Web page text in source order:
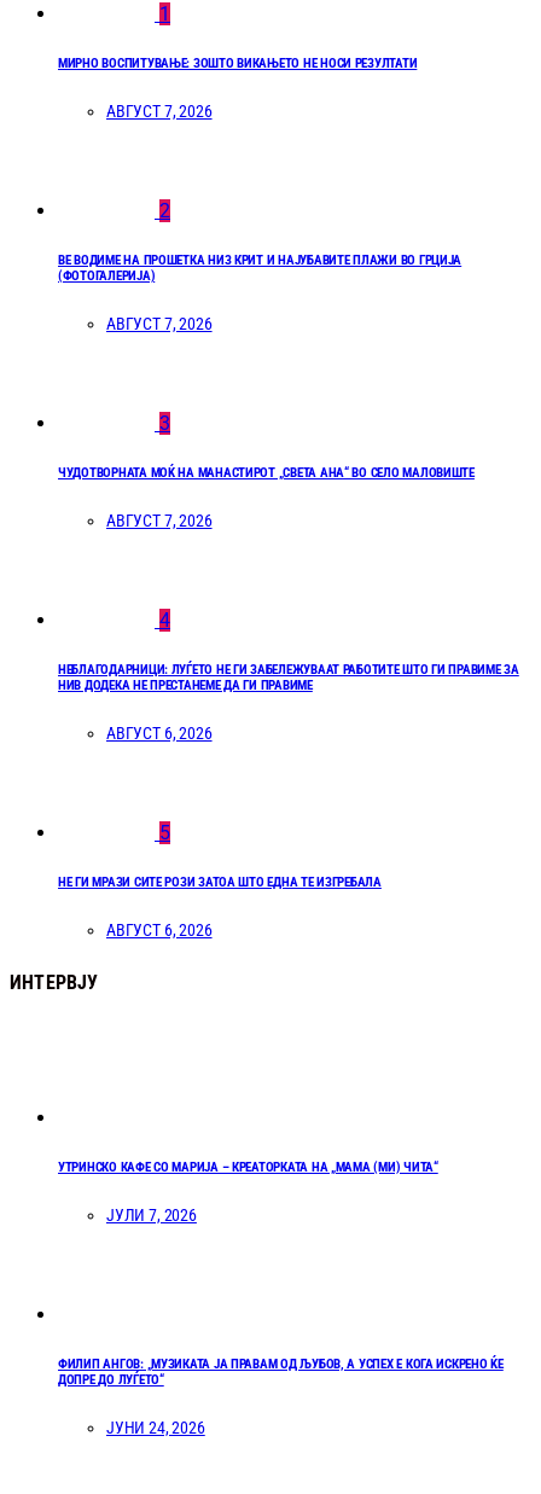
1
МИРНО ВОСПИТУВАЊЕ: ЗОШТО ВИКАЊЕТО НЕ НОСИ РЕЗУЛТАТИ
АВГУСТ 7, 2026
2
ВЕ ВОДИМЕ НА ПРОШЕТКА НИЗ КРИТ И НАЈУБАВИТЕ ПЛАЖИ ВО ГРЦИЈА
(ФОТОГАЛЕРИЈА)
АВГУСТ 7, 2026
3
ЧУДОТВОРНАТА МОЌ НА МАНАСТИРОТ „СВЕТА АНА“ ВО СЕЛО МАЛОВИШТЕ
АВГУСТ 7, 2026
4
НЕБЛАГОДАРНИЦИ: ЛУЃЕТО НЕ ГИ ЗАБЕЛЕЖУВААТ РАБОТИТЕ ШТО ГИ ПРАВИМЕ ЗА
НИВ ДОДЕКА НЕ ПРЕСТАНЕМЕ ДА ГИ ПРАВИМЕ
АВГУСТ 6, 2026
5
НЕ ГИ МРАЗИ СИТЕ РОЗИ ЗАТОА ШТО ЕДНА ТЕ ИЗГРЕБАЛА
АВГУСТ 6, 2026
ИНТЕРВЈУ
УТРИНСКО КАФЕ СО МАРИЈА – КРЕАТОРКАТА НА „МАМА (МИ) ЧИТА“
ЈУЛИ 7, 2026
ФИЛИП АНГОВ: „МУЗИКАТА ЈА ПРАВАМ ОД ЉУБОВ, А УСПЕХ Е КОГА ИСКРЕНО ЌЕ
ДОПРЕ ДО ЛУЃЕТО“
ЈУНИ 24, 2026